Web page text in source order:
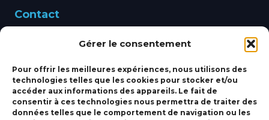
Gérer le consentement
Pour offrir les meilleures expériences, nous utilisons des
technologies telles que les cookies pour stocker et/ou
accéder aux informations des appareils. Le fait de
consentir à ces technologies nous permettra de traiter des
données telles que le comportement de navigation ou les
Contact
460 Avenue Alain Le
bbsmarine@bbs-
marine.fr